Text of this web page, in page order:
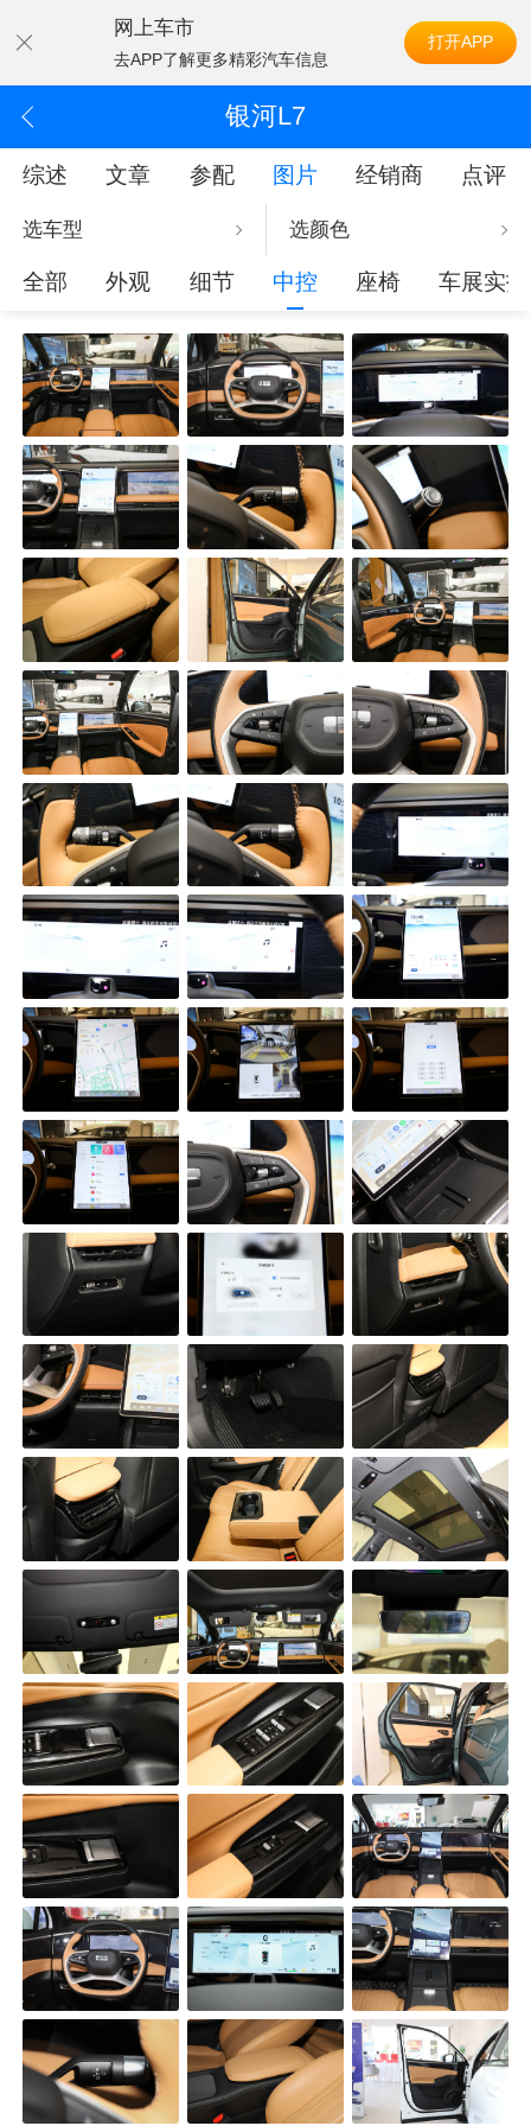
网上车市
去APP了解更多精彩汽车信息
打开APP
银河L7
综述 文章 参配 图片 经销商 点评
选车型 选颜色
全部 外观 细节 中控 座椅 车展实拍